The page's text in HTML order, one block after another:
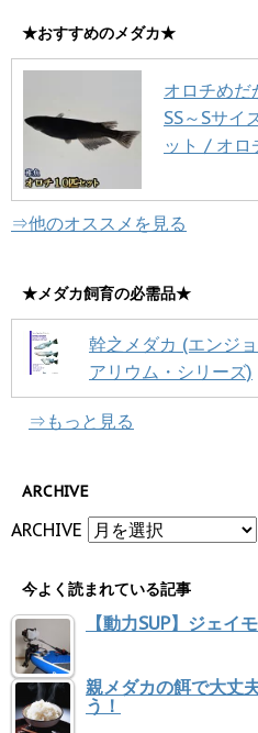
★おすすめのメダカ★
オロチめだ
SS～Sサイ
ット / オロ
⇒他のオススメを見る
★メダカ飼育の必需品★
幹之メダカ (エンジ
アリウム・シリーズ)
⇒もっと見る
ARCHIVE
ARCHIVE
今よく読まれている記事
【動力SUP】ジェイ
親メダカの餌で大丈
う！